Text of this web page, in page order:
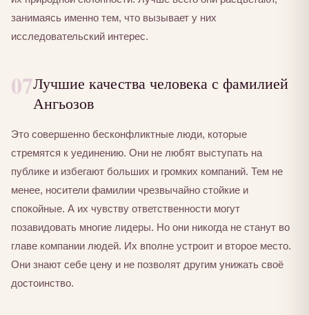
занимаясь именно тем, что вызывает у них
исследовательский интерес.
07Лучшие качества человека с фамилией
Ангьозов
Это совершенно бесконфликтные люди, которые
стремятся к уединению. Они не любят выступать на
публике и избегают больших и громких компаний. Тем не
менее, носители фамилии чрезвычайно стойкие и
спокойные. А их чувству ответственности могут
позавидовать многие лидеры. Но они никогда не станут во
главе компании людей. Их вполне устроит и второе место.
Они знают себе цену и не позволят другим унижать своё
достоинство.